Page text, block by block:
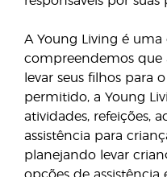
A Young Living é
compreendemos que
levar seus filhos para
permitido, a Young
atividades, refeições,
assistência para
planejando levar